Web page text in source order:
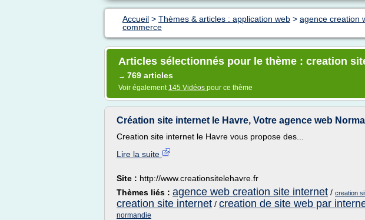
Accueil > Thèmes & articles : application web > agence creation
commerce
Articles sélectionnés pour le thème : creation
→ 769 articles
Voir également 145 Vidéos pour ce thème
Création site internet le Havre, Votre agence web
Creation site internet le Havre vous propose des...
Lire la suite
Site : http://www.creationsitelehavre.fr
Thèmes liés : agence web creation site internet / creation
creation site internet / creation de site web par
normandie